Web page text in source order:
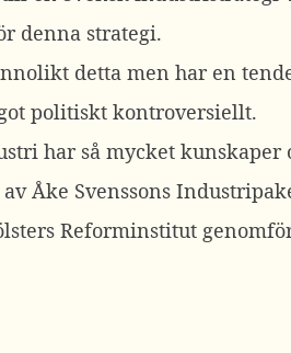
denna strategi.
detta men har en
politiskt kontroversiellt.
har så mycket kunskaper
Åke Svenssons
Reforminstitut